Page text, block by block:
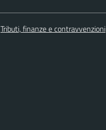
Tributi, finanze e contravvenzioni